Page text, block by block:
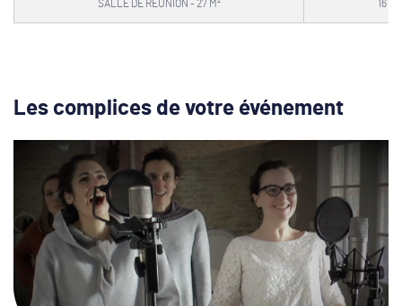
SALLE DE RÉUNION - 27 M² 16
Les complices de votre événement